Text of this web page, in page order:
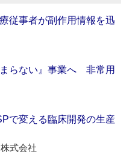
従事者が副作用情報を迅
まらない』事業へ 非常用
で変える臨床開発の生産
式会社